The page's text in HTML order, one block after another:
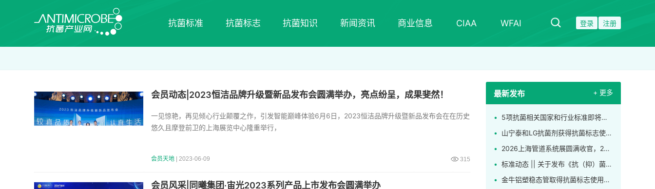
抗菌标准 抗菌标志 抗菌知识 新闻资讯 商业信息 CIAA WFAI 登录 注册
会员动态|2023恒洁品牌升级暨新品发布会圆满举办，亮点纷呈，成果斐然！
一见惊艳，再见倾心行业颠覆之作，引发智能巅峰体验6月6日，2023恒洁品牌升级暨新品发布会在在历史
悠久且摩登前卫的上海展览中心隆重举行，
会员天地 | 2023-06-09 315
会员风采|同曦集团·宙光2023系列产品上市发布会圆满举办
最新发布 + 更多
5项抗菌相关国家和行业标准即将正式实施
山宁泰和LG抗菌剂获得抗菌标志使用授权，，成为CIAA合格抗菌材料供应商
2026上海管道系统展圆满收官，2027再赴新程！
标准动态 || 关于发布《抗（抑）菌卫生巾（护垫）、卫生裤》团体标准的公告
金牛铝塑稳态管取得抗菌标志使用授权！一线品牌缘何争相申领这枚标识？